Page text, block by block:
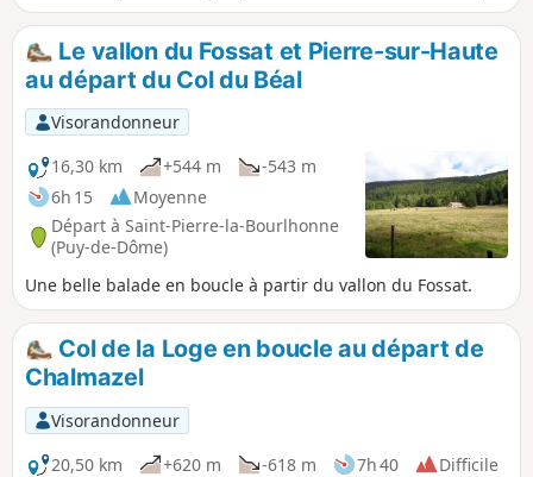
senteurs, prévoyez la journée. Itinéraire GR®3 en partie
bien balisé.
Le vallon du Fossat et Pierre-sur-Haute
au départ du Col du Béal
Visorandonneur
16,30 km
+544 m
-543 m
6h 15
Moyenne
Départ à Saint-Pierre-la-Bourlhonne
(Puy-de-Dôme)
Une belle balade en boucle à partir du vallon du Fossat.
Col de la Loge en boucle au départ de
Chalmazel
Visorandonneur
20,50 km
+620 m -618 m 7h 40
Difficile